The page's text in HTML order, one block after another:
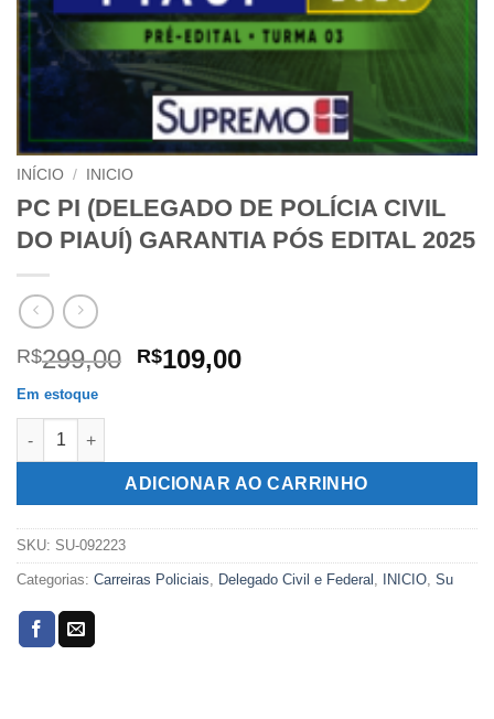
INÍCIO / INICIO
PC PI (DELEGADO DE POLÍCIA CIVIL
DO PIAUÍ) GARANTIA PÓS EDITAL 2025
R$299,00 O
R$299,00.
R$109,00O
R$109,00.
Em estoque
PC PI (DELEGADO DE POLÍCIA CIVIL DO PIAUÍ) GARANTIA
ADICIONAR AO CARRINHO
SKU: SU-092223
Categorias: Carreiras Policiais, Delegado Civil e Federal , INICIO, Su